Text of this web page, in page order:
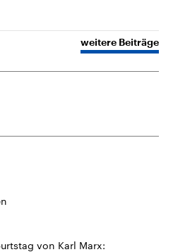
weitere Beiträge
von Karl Marx: